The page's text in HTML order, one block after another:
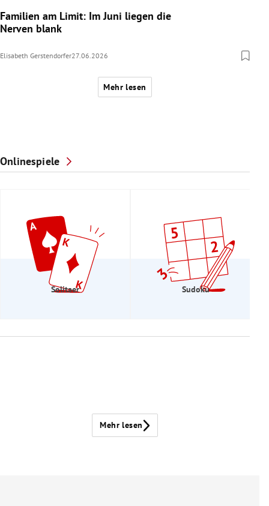
Familien am Limit: Im Juni liegen die
Nerven blank
Elisabeth Gerstendorfer27.06.2026
Mehr lesen
Onlinespiele
Solitaer Sudoku
Mehr lesen